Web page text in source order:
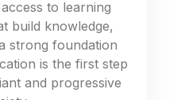
to learning
build knowledge,
strong foundation
is the first step
and progressive